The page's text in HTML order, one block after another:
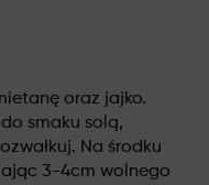
oraz jajko.
smaku solą,
Na środku
3-4cm wolnego